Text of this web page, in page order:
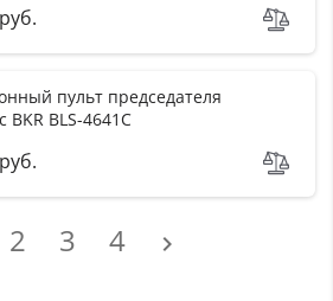
пульт председателя
BKR BLS-4641C
2 3 4 